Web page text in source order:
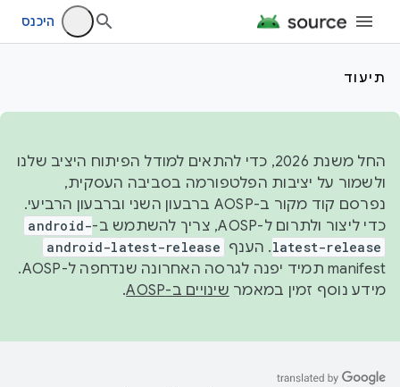
היכנס
תיעוד
החל משנת 2026, כדי להתאים למודל הפיתוח היציב שלנו
ולשמור על יציבות הפלטפורמה בסביבה העסקית,
נפרסם קוד מקור ב-AOSP ברבעון השני וברבעון הרביעי.
כדי ליצור ולתרום ל-AOSP, צריך להשתמש ב-
android-
latest-release. הענף android-latest-release
manifest תמיד יפנה לגרסה האחרונה שנדחפה ל-AOSP.
מידע נוסף זמין במאמר שינויים ב-AOSP .